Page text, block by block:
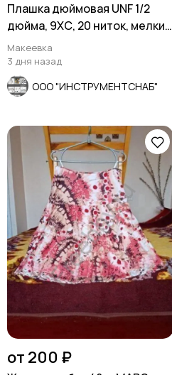
Плашка дюймовая UNF 1/2
дюйма, 9ХС, 20 ниток, мелкий
шаг, 38/10 мм.
Макеевка
3 дня назад
ООО "ИНСТРУМЕНТСНАБ"
от 200 ₽